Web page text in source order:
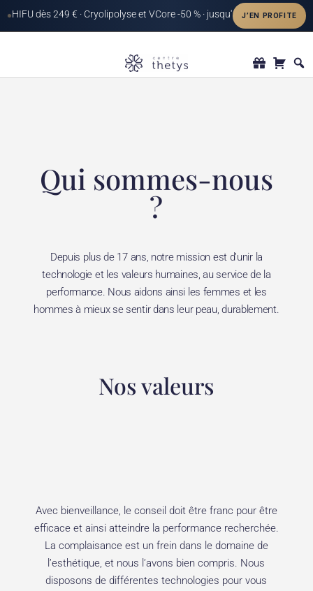
Qui sommes-nous
?
Depuis plus de 17 ans, notre mission est d’unir la
technologie et les valeurs humaines, au service de la
performance. Nous aidons ainsi les femmes et les
hommes à mieux se sentir dans leur peau, durablement.
Nos valeurs
Avec bienveillance, le conseil doit être franc pour être
efficace et ainsi atteindre la performance recherchée.
La complaisance est un frein dans le domaine de
l’esthétique, et nous l’avons bien compris. Nous
disposons de différentes technologies pour vous